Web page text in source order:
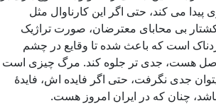
پیدا می کند، حتی اگر این کارناوال مثل
کشتار بی محابای معترضان، صورت تراژیک
است که باعث شده تا وقایع در چشم
اصل هست، جدی تر جلوه کند. مرگ چیزی است
جدی نگرفت، حتی اگر فایده اش، فایدۀ
چنان که در ایران امروز هست.